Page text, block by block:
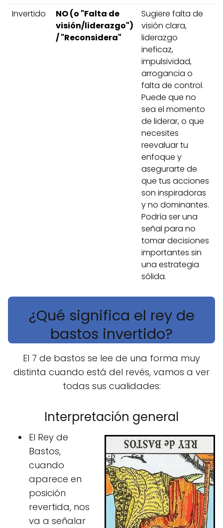
Invertido
NO (o "Falta de
visión/liderazgo")
/ "Reconsidera"
Sugiere falta de
visión clara,
liderazgo
ineficaz,
impulsividad,
arrogancia o
falta de control.
Puede que no
sea el momento
de liderar, o que
necesites
reevaluar tu
enfoque y
asegurarte de
que tus acciones
son inspiradoras
y no dominantes.
Podría ser una
señal para no
tomar decisiones
importantes sin
una estrategia
sólida.
¿Qué significa el rey de
bastos invertido?
El 7 de bastos se lee de una forma muy
distinta cuando está del revés, vamos a ver
todas sus cualidades:
Interpretación general
El Rey de
Bastos,
cuando
aparece en
posición
revertida, nos
va a señalar